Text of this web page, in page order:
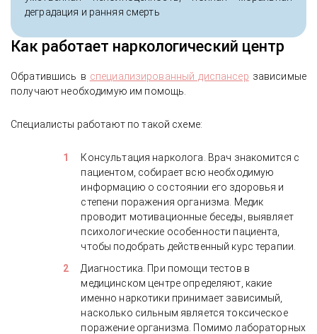
деградация и ранняя смерть
Как работает наркологический центр
Обратившись в специализированный диспансер зависимые
получают необходимую им помощь.
Специалисты работают по такой схеме:
Консультация нарколога. Врач знакомится с
пациентом, собирает всю необходимую
информацию о состоянии его здоровья и
степени поражения организма. Медик
проводит мотивационные беседы, выявляет
психологические особенности пациента,
чтобы подобрать действенный курс терапии.
Диагностика. При помощи тестов в
медицинском центре определяют, какие
именно наркотики принимает зависимый,
насколько сильным является токсическое
поражение организма. Помимо лабораторных